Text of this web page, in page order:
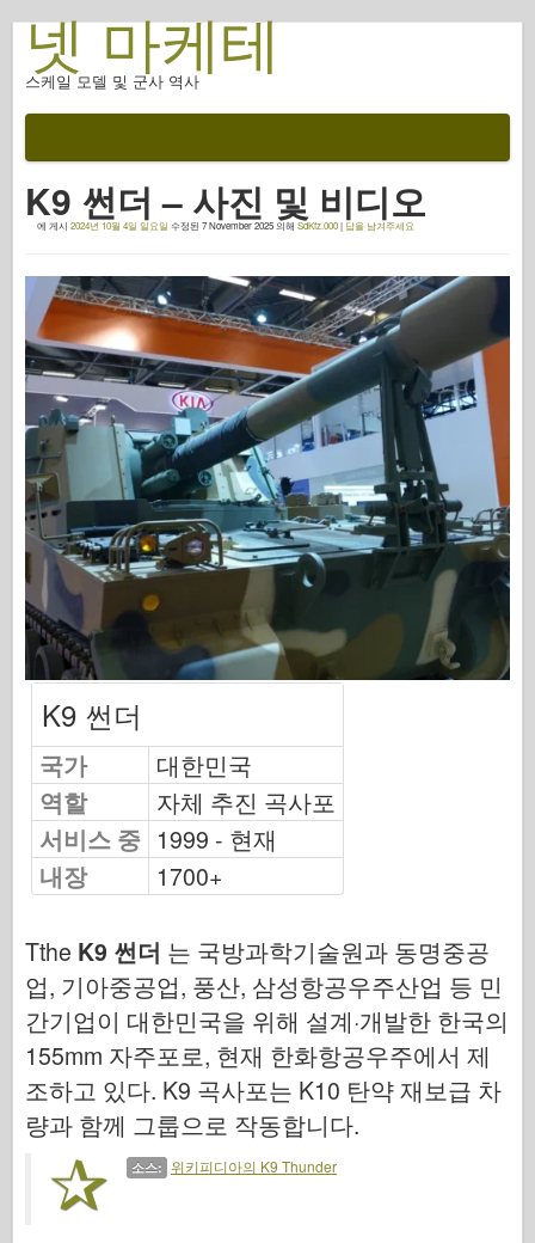
넷 마케테
스케일 모델 및 군사 역사
전투 후
AFV 무기
갑옷 포토갤러리
프로필의 갑옷
콩코드
너트 와 볼트
새로운 뱅가드
오스프리 모델링
오스프리 출판
편대 신호
트럭 및 탱크
와펜 아스날
와이다닉투 군사
마케트
아카데미
에이스 모델
AFV 클럽
Airfix
공군
AZ 모델
블랙 독
K9 썬더 – 사진 및 비디오
에 게시 2024년 10월 4일 일요일 수정된 7 November 2025 의해 SdKfz.000| 답을 남겨주세요
K9 썬더
국가
대한민국
역할
자체 추진 곡사포
서비스 중 1999 - 현재
내장
1700+
Tthe K9 썬더 는 국방과학기술원과 동명중공
업, 기아중공업, 풍산, 삼성항공우주산업 등 민
간기업이 대한민국을 위해 설계·개발한 한국의
155mm 자주포로, 현재 한화항공우주에서 제
조하고 있다. K9 곡사포는 K10 탄약 재보급 차
량과 함께 그룹으로 작동합니다.
소스: 위키피디아의 K9 Thunder